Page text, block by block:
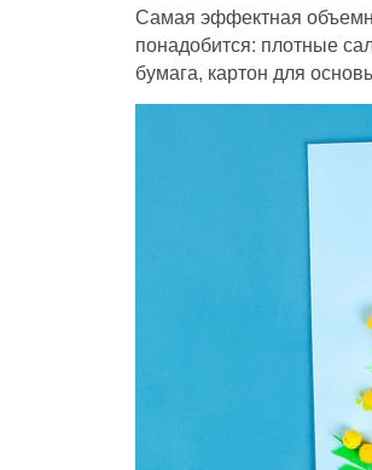
Самая эффектная
понадобится: плотные
бумага, картон для